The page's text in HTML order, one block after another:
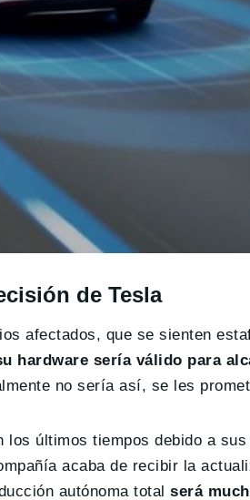
de Tesla
afectados, que se sienten
hardware sería válido para
no sería así, se les
los últimos tiempos debido a
acaba de recibir la
autónoma total será